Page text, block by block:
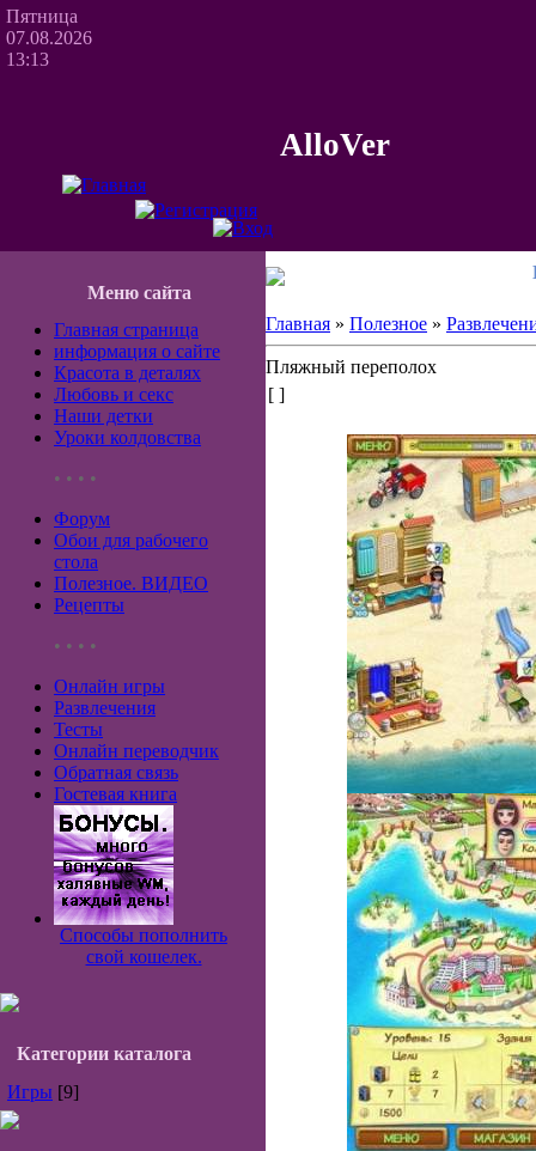
Пятница
07.08.2026
13:13
AlloVer
Меню сайта
Главная страница
информация о сайте
Красота в деталях
Любовь и секс
Наши детки
Уроки колдовства
• • • •
Форум
Обои для рабочего
стола
Полезное. ВИДЕО
Рецепты
• • • •
Онлайн игры
Развлечения
Тесты
Онлайн переводчик
Обратная связь
Гостевая книга
Способы пополнить
свой кошелек.
Категории каталога
Игры [9]
Главная » Полезное »
Пляжный переполох
[ ]